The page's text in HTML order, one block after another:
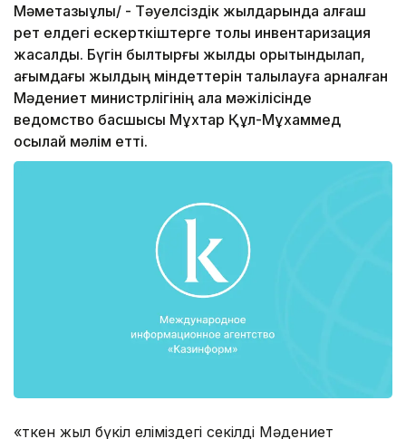
Мәметқазыұлы/ - Тәуелсіздік жылдарында алғаш
рет елдегі ескерткіштерге толық инвентаризация
жасалды. Бүгін былтырғы жылды қорытындылап,
ағымдағы жылдың міндеттерін талқылауға арналған
Мәдениет министрлігінің алқа мәжілісінде
ведомство басшысы Мұхтар Құл-Мұхаммед
осылай мәлім етті.
«Өткен жыл бүкіл еліміздегі секілді Мәдениет